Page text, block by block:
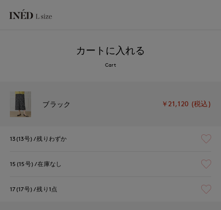
カートに入れる
Cart
ブラック ￥21,120 (税込)
13(13号) 残りわずか
15(15号) 在庫なし
17(17号) 残り1点